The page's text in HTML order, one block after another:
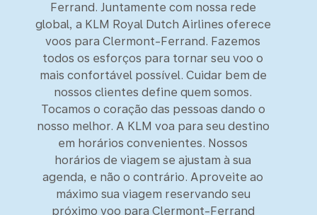
Ferrand. Juntamente com nossa rede
global, a KLM Royal Dutch Airlines oferece
voos para Clermont-Ferrand. Fazemos
todos os esforços para tornar seu voo o
mais confortável possível. Cuidar bem de
nossos clientes define quem somos.
Tocamos o coração das pessoas dando o
nosso melhor. A KLM voa para seu destino
em horários convenientes. Nossos
horários de viagem se ajustam à sua
agenda, e não o contrário. Aproveite ao
máximo sua viagem reservando seu
próximo voo para Clermont-Ferrand